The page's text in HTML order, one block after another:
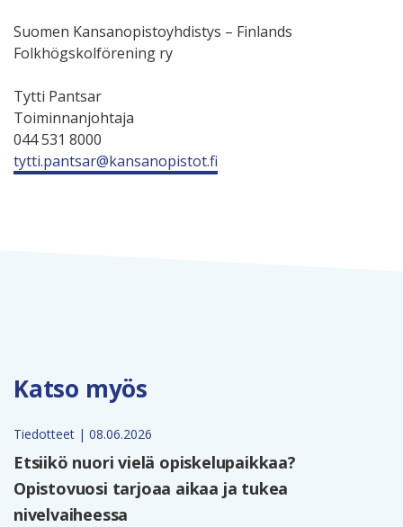
Suomen Kansanopistoyhdistys – Finlands
Folkhögskolförening ry
Tytti Pantsar
Toiminnanjohtaja
044 531 8000
tytti.pantsar@kansanopistot.fi
Katso myös
Tiedotteet | 08.06.2026
Etsiikö nuori vielä opiskelupaikkaa?
Opistovuosi tarjoaa aikaa ja tukea
nivelvaiheessa